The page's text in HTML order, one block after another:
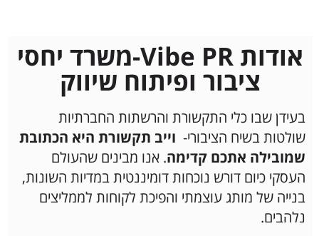
אודות Vibe PR-משרד יחסי
ציבור ופיתוח שיווק
בעידן שבו כלי התקשורת והרשתות החברתיות
שולטות בשיח הציבורי- וייב תקשורת היא הכתובת
שמובילה אתכם קדימה. אנו מבינים שהעולם
העסקי כיום דורש נוכחות דומיננטית במדיות השונות,
בנייה של מותג עוצמתי והפיכת לקוחות לממליצים
נלהבים.